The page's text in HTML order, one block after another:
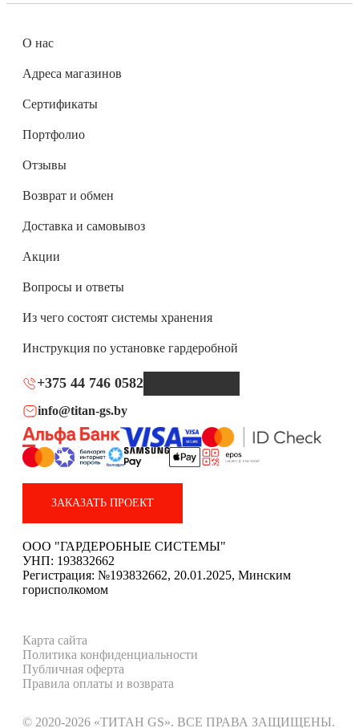
О нас
Адреса магазинов
Сертификаты
Портфолио
Отзывы
Возврат и обмен
Доставка и самовывоз
Акции
Вопросы и ответы
Из чего состоят системы хранения
Инструкция по установке гардеробной
+375 44 746 0582
info@titan-gs.by
ЗАКАЗАТЬ ПРОЕКТ
ООО "ГАРДЕРОБНЫЕ СИСТЕМЫ"
УНП: 193832662
Регистрация: №193832662, 20.01.2025, Минским
горисполкомом
Карта сайта
Политика конфиденциальности
Публичная оферта
Правила оплаты и возврата
© 2020-2026 «ТИТАН GS». ВСЕ ПРАВА ЗАЩИЩЕНЫ.